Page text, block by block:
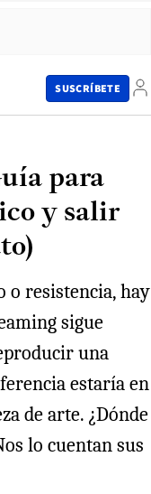
SUSCRÍBETE
para
y salir
o resistencia, hay
sigue
una
estaría en
de arte. ¿Dónde
lo cuentan sus